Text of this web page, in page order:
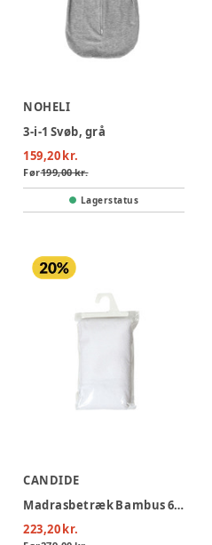
NOHELI
3-i-1 Svøb, grå
159,20 kr.
Før199,00 kr.
Lagerstatus
CANDIDE
Madrasbetræk Bambus 60X120 cm.
223,20 kr.